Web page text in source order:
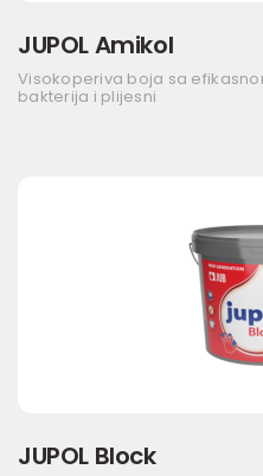
JUPOL Amikol
Visokoperiva boja sa
bakterija i plijesni
JUPOL Block